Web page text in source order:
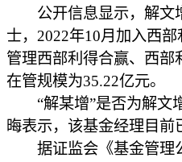
公开信息显示，解文
士，2022年10月加入西
管理西部利得合赢、西
在管规模为35.22亿元。
“解某增”是否为解文
晦表示，该基金经理目前
据证监会《基金管理